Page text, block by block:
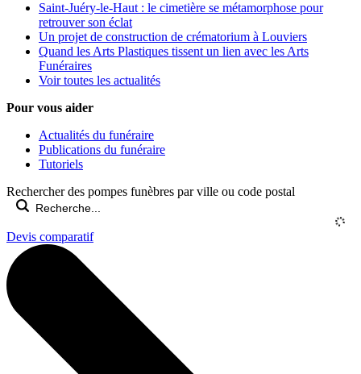
Saint-Juéry-le-Haut : le cimetière se métamorphose pour
retrouver son éclat
Un projet de construction de crématorium à Louviers
Quand les Arts Plastiques tissent un lien avec les Arts
Funéraires
Voir toutes les actualités
Pour vous aider
Actualités du funéraire
Publications du funéraire
Tutoriels
Rechercher des pompes funèbres par ville ou code postal
Devis comparatif